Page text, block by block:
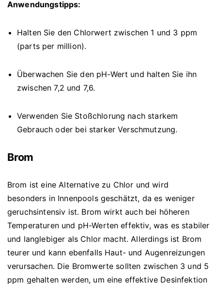
Anwendungstipps:
Halten Sie den Chlorwert zwischen 1 und 3 ppm
(parts per million).
Überwachen Sie den pH-Wert und halten Sie ihn
zwischen 7,2 und 7,6.
Verwenden Sie Stoßchlorung nach starkem
Gebrauch oder bei starker Verschmutzung.
Brom
Brom ist eine Alternative zu Chlor und wird
besonders in Innenpools geschätzt, da es weniger
geruchsintensiv ist. Brom wirkt auch bei höheren
Temperaturen und pH-Werten effektiv, was es stabiler
und langlebiger als Chlor macht. Allerdings ist Brom
teurer und kann ebenfalls Haut- und Augenreizungen
verursachen. Die Bromwerte sollten zwischen 3 und 5
ppm gehalten werden, um eine effektive Desinfektion